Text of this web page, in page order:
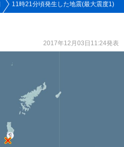
11時21分頃発生した地震(最大震度1)
2017年12月03日11:24発表